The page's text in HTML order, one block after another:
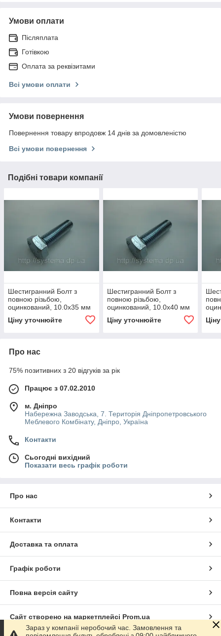
Умови оплати
Післяплата
Готівкою
Оплата за реквізитами
Всі умови оплати
Умови повернення
Повернення товару впродовж 14 днів за домовленістю
Всі умови повернення
Подібні товари компанії
Шестигранний Болт з
повною різьбою,
оцинкований, 10.0х35 мм
Ціну уточнюйте
Шестигранний Болт з
повною різьбою,
оцинкований, 10.0х40 мм
Ціну уточнюйте
Про нас
75% позитивних з 20 відгуків за рік
Працює з 07.02.2010
м. Дніпро
Набережна Заводська, 7. Територія Дніпропетровського
Меблевого Комбінату, Дніпро, Україна
Контакти
Сьогодні вихідний
Показати весь графік роботи
Про нас
Контакти
Доставка та оплата
Графік роботи
Повна версія сайту
Сайт створено на маркетплейсі Prom.ua
Зараз у компанії неробочий час. Замовлення та